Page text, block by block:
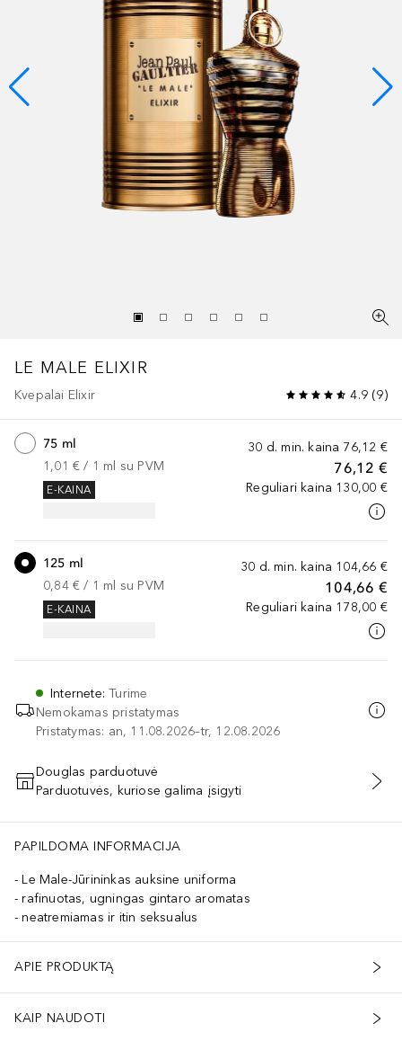
LE MALE ELIXIR
Kvepalai Elixir 4.9 (9)
30 d. min. kaina 76,12 €
76,12 €
Reguliari kaina 130,00 €
75 ml
1,01 € / 1 ml su PVM
E-KAINA
30 d. min. kaina 104,66 €
104,66 €
Reguliari kaina 178,00 €
125 ml
0,84 € / 1 ml su PVM
E-KAINA
Internete:Turime
Nemokamas pristatymas
Pristatymas: an, 11.08.2026–tr, 12.08.2026
PRIDĖTI Į KREPŠELĮ
Douglas parduotuvė
Parduotuvės, kuriose galima įsigyti
PAPILDOMA INFORMACIJA
Le Male-Jūrininkas auksine uniforma
rafinuotas, ugningas gintaro aromatas
neatremiamas ir itin seksualus
APIE PRODUKTĄ
KAIP NAUDOTI